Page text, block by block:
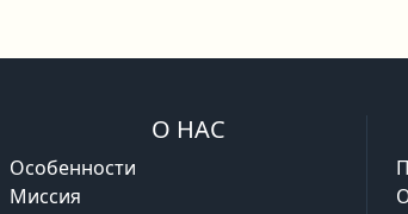
О НАС
Особенности
Миссия